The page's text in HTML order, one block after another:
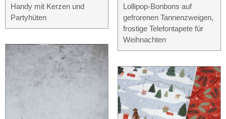
Handy mit Kerzen und
Partyhüten
Lollipop-Bonbons auf
gefrorenen Tannenzweigen,
frostige Telefontapete für
Weihnachten